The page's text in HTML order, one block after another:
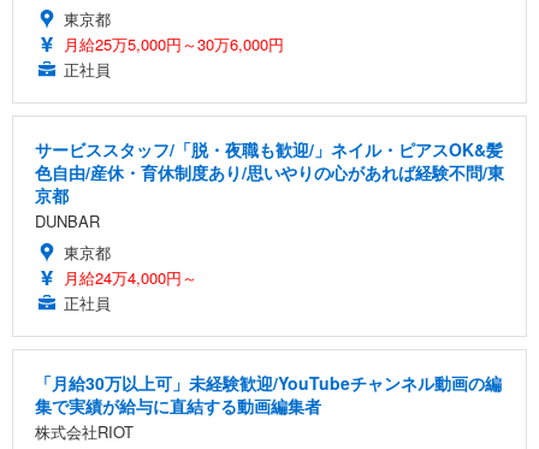
東京都
月給25万5,000円～30万6,000円
正社員
サービススタッフ/「脱・夜職も歓迎/」ネイル・ピアスOK&髪
色自由/産休・育休制度あり/思いやりの心があれば経験不問/東
京都
DUNBAR
東京都
月給24万4,000円～
正社員
「月給30万以上可」未経験歓迎/YouTubeチャンネル動画の編
集で実績が給与に直結する動画編集者
株式会社RIOT